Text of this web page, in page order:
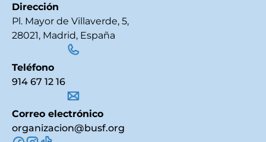
Dirección
Pl. Mayor de Villaverde, 5,
28021, Madrid, España
Teléfono
914 67 12 16
Correo electrónico
organizacion@busf.org